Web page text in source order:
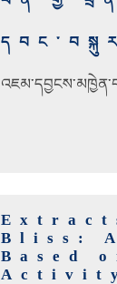
Bliss:
Based